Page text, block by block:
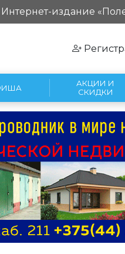
Интернет-издание
АКЦИИ И
СКИДКИ